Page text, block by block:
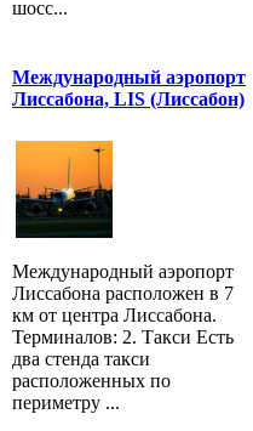
шосс...
Международный аэропорт
Лиссабона, LIS (Лиссабон)
Международный аэропорт
Лиссабона расположен в 7
км от центра Лиссабона.
Терминалов: 2. Такси Есть
два стенда такси
расположенных по
периметру ...